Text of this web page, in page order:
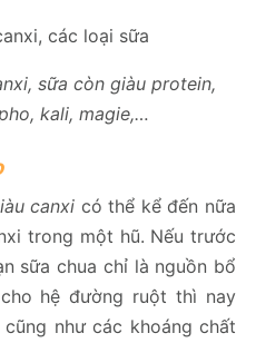
sữa còn giàu protein,
kali, magie,…
canxi có thể kể đến nữa
trong một hũ. Nếu trước
sữa chua chỉ là nguồn bổ
hệ đường ruột thì nay
cũng như các khoáng chất